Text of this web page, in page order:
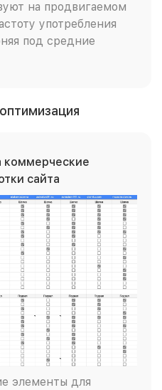
на продвигаемом
употребления
под средние
коммерческие
сайта
элементы для